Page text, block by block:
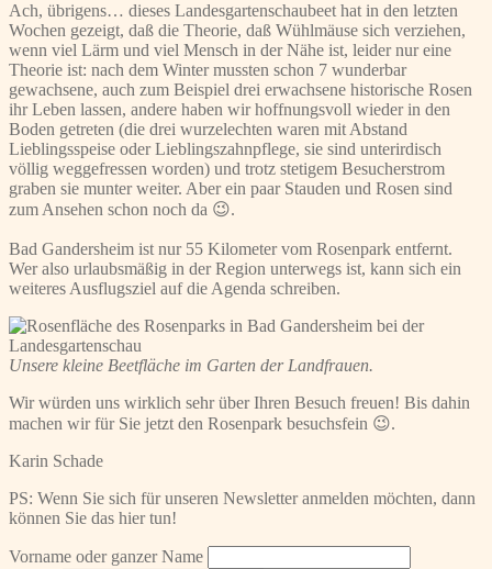
Ach, übrigens… dieses Landesgartenschaubeet hat in den letzten
Wochen gezeigt, daß die Theorie, daß Wühlmäuse sich verziehen,
wenn viel Lärm und viel Mensch in der Nähe ist, leider nur eine
Theorie ist: nach dem Winter mussten schon 7 wunderbar
gewachsene, auch zum Beispiel drei erwachsene historische Rosen
ihr Leben lassen, andere haben wir hoffnungsvoll wieder in den
Boden getreten (die drei wurzelechten waren mit Abstand
Lieblingsspeise oder Lieblingszahnpflege, sie sind unterirdisch
völlig weggefressen worden) und trotz stetigem Besucherstrom
graben sie munter weiter. Aber ein paar Stauden und Rosen sind
zum Ansehen schon noch da 😉.
Bad Gandersheim ist nur 55 Kilometer vom Rosenpark entfernt.
Wer also urlaubsmäßig in der Region unterwegs ist, kann sich ein
weiteres Ausflugsziel auf die Agenda schreiben.
Unsere kleine Beetfläche im Garten der Landfrauen.
Wir würden uns wirklich sehr über Ihren Besuch freuen! Bis dahin
machen wir für Sie jetzt den Rosenpark besuchsfein 😉.
Karin Schade
PS: Wenn Sie sich für unseren Newsletter anmelden möchten, dann
können Sie das hier tun!
Vorname oder ganzer Name